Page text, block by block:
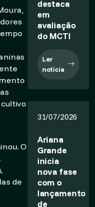
O
de
destaca
em
avaliação
do MCTI
Ler
notícia
31/07/2026
Ariana
Grande
inicia
nova fase
com o
lançamento
de